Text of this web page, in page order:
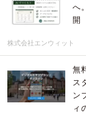
へ
開
株式会社エンウィット
無
ス
ン
ィ